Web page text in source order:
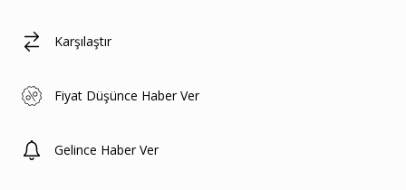
Karşılaştır
Fiyat Düşünce Haber Ver
Gelince Haber Ver